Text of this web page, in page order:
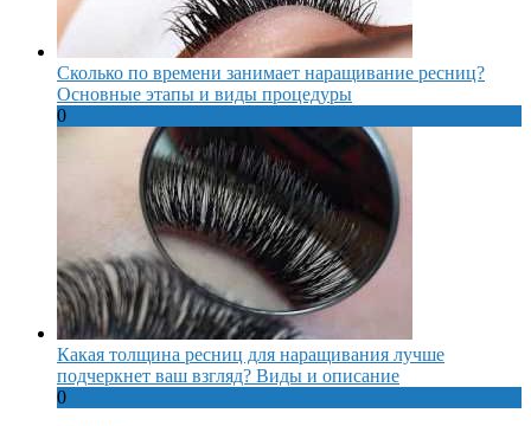
Сколько по времени занимает наращивание ресниц?
Основные этапы и виды процедуры
0
Какая толщина ресниц для наращивания лучше
подчеркнет ваш взгляд? Виды и описание
0